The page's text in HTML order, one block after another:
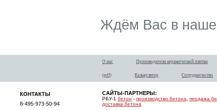
Ждём Вас в
О нас Производители керамической плитки
(pdf) Калькулятор Сотрудничество
КОНТАКТЫ
8-495-973-50-94
САЙТЫ-ПАРТНЕРЫ:
РБУ-1 бетон - производство бетона
продажа
доставка бетона